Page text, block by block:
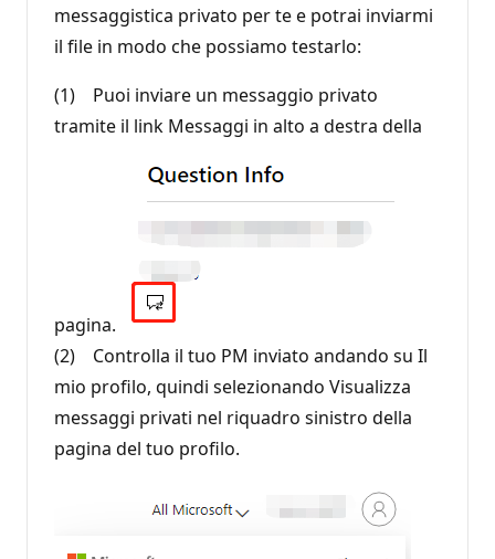
messaggistica privato per te e potrai inviarmi
il file in modo che possiamo testarlo:
(1) Puoi inviare un messaggio privato
tramite il link Messaggi in alto a destra della
pagina.
(2) Controlla il tuo PM inviato andando su Il
mio profilo, quindi selezionando Visualizza
messaggi privati nel riquadro sinistro della
pagina del tuo profilo.